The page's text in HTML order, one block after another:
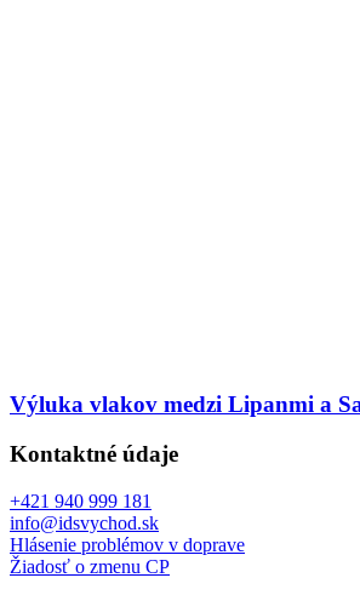
Výluka vlakov medzi Lipanmi a
Kontaktné údaje
+421 940 999 181
info@idsvychod.sk
Hlásenie problémov v doprave
Žiadosť o zmenu CP